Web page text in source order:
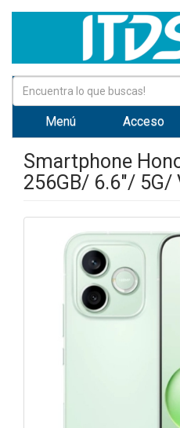
Menú Acceso
Smartphone
256GB/ 6.6"/ 5G/